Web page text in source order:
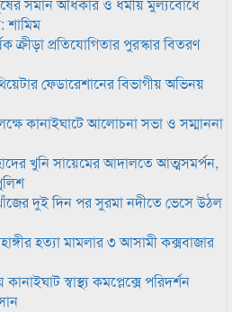
শামিম
ক্রীড়া প্রতিযোগিতার পুরস্কার বিতরণ
ফেডারেশানের বিভাগীয় অভিনয়
কানাইঘাটে আলোচনা সভা ও সম্মাননা
খুনি সায়েমের আদালতে আত্মসমর্পন,
দুই দিন পর সুরমা নদীতে ভেসে উঠল
হত্যা মামলার ৩ আসামী কক্সবাজার
স্বাস্থ্য কমপ্লেক্সে পরিদর্শন